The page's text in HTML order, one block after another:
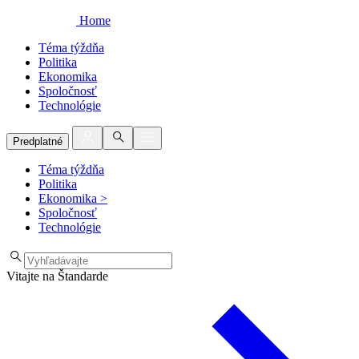
Home
Téma týždňa
Politika
Ekonomika
Spoločnosť
Technológie
Predplatné
Téma týždňa
Politika
Ekonomika >
Spoločnosť
Technológie
Vitajte na Štandarde